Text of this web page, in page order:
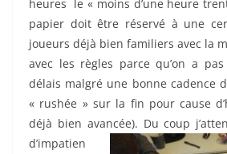
heures le « moins d’une heure
papier doit être réservé à une
joueurs déjà bien familiers avec la
avec les règles parce qu’on a
délais malgré une bonne cadence
« rushée » sur la fin pour cause
déjà bien avancée). Du coup
d’impatien